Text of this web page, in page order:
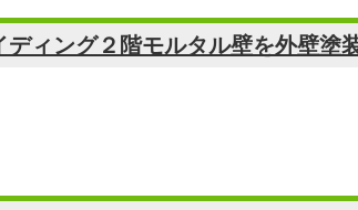
ィング２階モルタル壁を外壁塗